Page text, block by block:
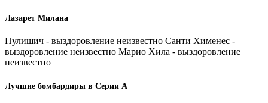
Лазарет Милана
Пулишич - выздоровление неизвестно Санти Хименес -
выздоровление неизвестно Марио Хила - выздоровление
неизвестно
Лучшие бомбардиры в Серии А